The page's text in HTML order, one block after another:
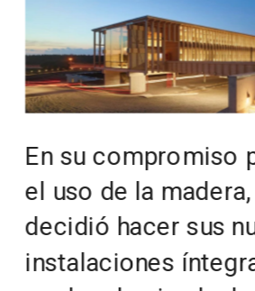
En su compromiso
el uso de la
decidió hacer sus
instalaciones